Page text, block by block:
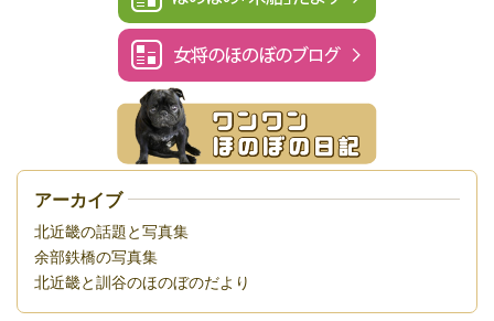
アーカイブ
北近畿の話題と写真集
余部鉄橋の写真集
北近畿と訓谷のほのぼのだより